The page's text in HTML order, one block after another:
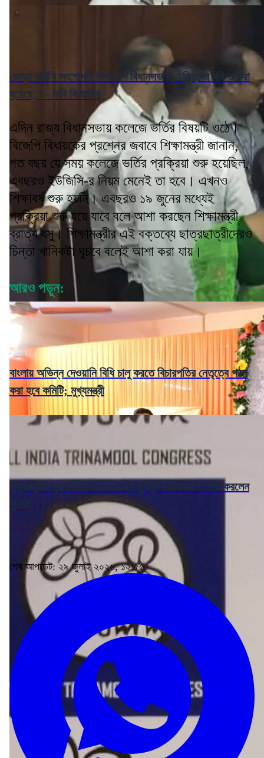
জোড়া ওবিসি সংশোধনী বিল পেশ বিধানসভায়, "হিন্দুদের বঞ্চিত করা
হয়েছে," - দাবি বিজেপির
এদিন রাজ্য বিধানসভায় কলেজে ভর্তির বিষয়টি ওঠে।
বিজেপি বিধায়কের প্রশ্নের জবাবে শিক্ষামন্ত্রী জানান,
গত বছর যে সময় কলেজে ভর্তির প্রক্রিয়া শুরু হয়েছিল,
এবছরও ইউজিসি-র নিয়ম মেনেই তা হবে। এখনও
শিক্ষাবর্ষ শুরু হয়নি। এবছরও ১৯ জুনের মধ্যেই
প্রক্রিয়া শুরু হয়ে যাবে বলে আশা করছেন শিক্ষামন্ত্রী
ব্রাত্য বসু। শিক্ষামন্ত্রীর এই বক্তব্যে ছাত্রছাত্রীদেরও
চিন্তা খানিকটা ঘুচবে বলেই আশা করা যায়।
আরও পড়ুন:
বাংলায় অভিন্ন দেওয়ানি বিধি চালু করতে বিচারপতির নেতৃত্বে গঠন
করা হবে কমিটি; মুখ্যমন্ত্রী
মুখ্যমন্ত্রীর প্রশাসনিক বৈঠকে কেন তৃণমূল বিধায়করা? স্পষ্ট করলেন
শেষ আপডেট: ২৯ জুলাই ২০২৬, ১২:৫৫